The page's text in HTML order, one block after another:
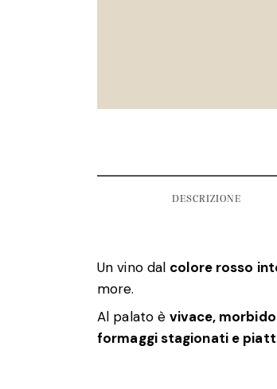
DESCRIZIONE
Un vino dal colore rosso
more.
Al palato èvivace,
formaggi stagionati e